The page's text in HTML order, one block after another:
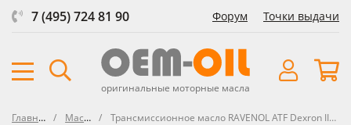
7 (495) 724 81 90 Форум Точки выдачи
оригинальные моторные масла
Главная Масла Трансмиссионное масло RAVENOL ATF Dexron IIE new